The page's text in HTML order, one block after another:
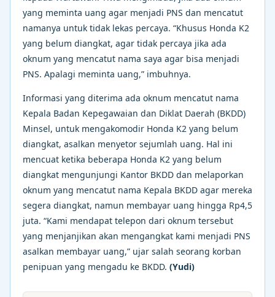
yang meminta uang agar menjadi PNS dan mencatut
namanya untuk tidak lekas percaya. “Khusus Honda K2
yang belum diangkat, agar tidak percaya jika ada
oknum yang mencatut nama saya agar bisa menjadi
PNS. Apalagi meminta uang,” imbuhnya.
Informasi yang diterima ada oknum mencatut nama
Kepala Badan Kepegawaian dan Diklat Daerah (BKDD)
Minsel, untuk mengakomodir Honda K2 yang belum
diangkat, asalkan menyetor sejumlah uang. Hal ini
mencuat ketika beberapa Honda K2 yang belum
diangkat mengunjungi Kantor BKDD dan melaporkan
oknum yang mencatut nama Kepala BKDD agar mereka
segera diangkat, namun membayar uang hingga Rp4,5
juta. “Kami mendapat telepon dari oknum tersebut
yang menjanjikan akan mengangkat kami menjadi PNS
asalkan membayar uang,” ujar salah seorang korban
penipuan yang mengadu ke BKDD. (Yudi)